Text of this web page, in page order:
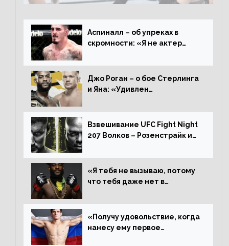
Аспиналл – об упреках в
скромности: «Я не актер
дерьмо»
Джо Роган – о бое Стерлинга
и Яна: «Удивлен
Алджамейн определенно
выиграл»
Взвешивание UFC Fight Night
207 Волков – Розенстрайк и
«Я тебя не вызываю, потому
что тебя даже нет в
пауза», сообщает Стерлинг
ответил Сехудо
«Получу удовольствие, когда
нанесу ему первое